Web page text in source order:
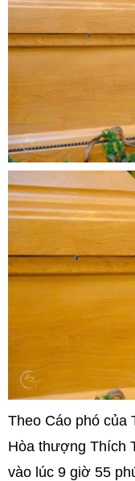
Theo Cáo phó của
Hòa thượng Thích
vào lúc 9 giờ 55